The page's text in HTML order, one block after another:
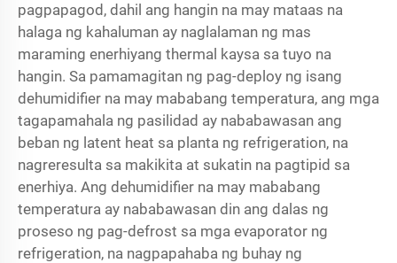
pagpapagod, dahil ang hangin na may mataas na
halaga ng kahaluman ay naglalaman ng mas
maraming enerhiyang thermal kaysa sa tuyo na
hangin. Sa pamamagitan ng pag-deploy ng isang
dehumidifier na may mababang temperatura, ang mga
tagapamahala ng pasilidad ay nababawasan ang
beban ng latent heat sa planta ng refrigeration, na
nagreresulta sa makikita at sukatin na pagtipid sa
enerhiya. Ang dehumidifier na may mababang
temperatura ay nababawasan din ang dalas ng
proseso ng pag-defrost sa mga evaporator ng
refrigeration, na nagpapahaba ng buhay ng